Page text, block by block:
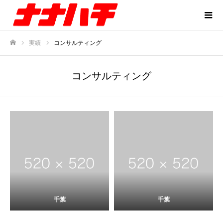
実績 コンサルティング
コンサルティング
千葉 千葉